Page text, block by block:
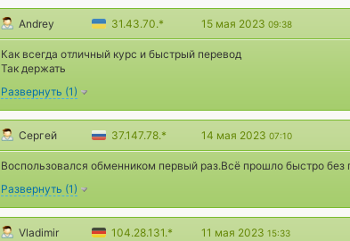
Andrey 31.43.70.* 15 мая 2023 09:38
Как всегда отличный курс и быстрый перевод
Так держать
Развернуть (1)
Сергей 37.147.78.* 14 мая 2023 07:10
Воспользовался обменником первый раз.Всё прошло быстро
Развернуть (1)
Vladimir 104.28.131.* 11 мая 2023 15:33